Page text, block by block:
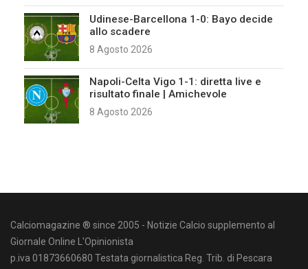
Udinese-Barcellona 1-0: Bayo decide
allo scadere
8 Agosto 2026
Napoli-Celta Vigo 1-1: diretta live e
risultato finale | Amichevole
8 Agosto 2026
Calciomagazine ® since 2005 - Notizie Calcio supplemento al
Giornale Online L'Opinionista
p.iva 01873660680 Testata giornalistica Reg. Trib. di Pescara